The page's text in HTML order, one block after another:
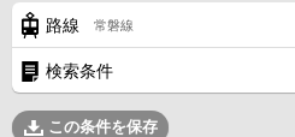
路線 常磐線
検索条件
この条件を保存